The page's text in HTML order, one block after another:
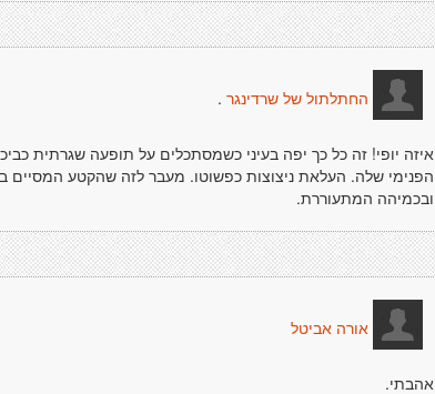
החתלתול של שרדינגר .
איזה יופי! זה כל כך יפה בעיני כשמסתכלים על תופעה שגרתית
הפנימי שלה. העלאת ניצוצות כפשוטו. מעבר לזה שהקטע המסיים
ובכמיהה המתעוררת.
אורה אביטל
אהבתי.